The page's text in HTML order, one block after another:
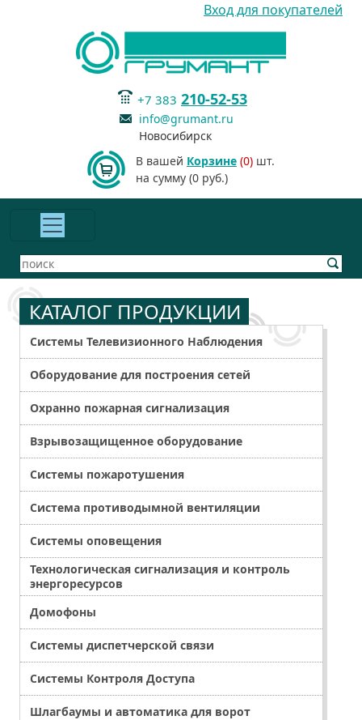
Вход для покупателей
+7 383 210-52-53
info@grumant.ru
Новосибирск
В вашей Корзине (0) шт.
на сумму (0 руб.)
КАТАЛОГ ПРОДУКЦИИ
Системы Телевизионного Наблюдения
Оборудование для построения сетей
Охранно пожарная сигнализация
Взрывозащищенное оборудование
Системы пожаротушения
Система противодымной вентиляции
Системы оповещения
Технологическая сигнализация и контроль
энергоресурсов
Домофоны
Системы диспетчерской связи
Системы Контроля Доступа
Шлагбаумы и автоматика для ворот